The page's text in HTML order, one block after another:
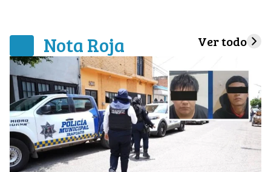
Nota Roja Ver todo